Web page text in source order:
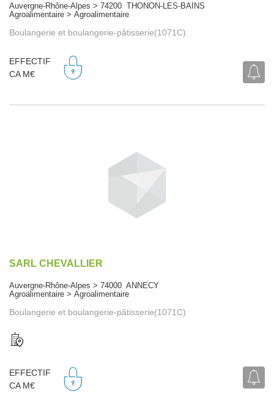
Auvergne-Rhône-Alpes > 74200 THONON-LES-BAINS
Agroalimentaire > Agroalimentaire
Boulangerie et boulangerie-pâtisserie(1071C)
EFFECTIF
CA M€
SARL CHEVALLIER
Auvergne-Rhône-Alpes > 74000 ANNECY
Agroalimentaire > Agroalimentaire
Boulangerie et boulangerie-pâtisserie(1071C)
EFFECTIF
CA M€